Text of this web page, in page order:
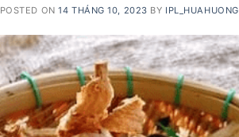
POSTED ON14 THÁNG 10, 2023 BY IPL_HUAHUONG